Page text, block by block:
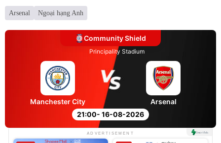
Arsenal Ngoại hạng Anh
Community Shield
Principality Stadium
21:00- 16-08-2026
Manchester City Arsenal
ADVERTISEMENT